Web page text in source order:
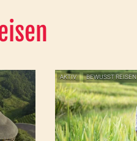
AKTIV BEWUSST REISEN